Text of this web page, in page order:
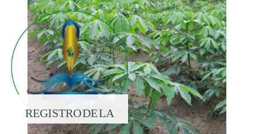
REGISTRO DE LA
PROPIEDAD